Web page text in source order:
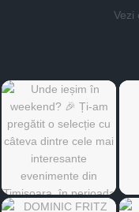
Vezi